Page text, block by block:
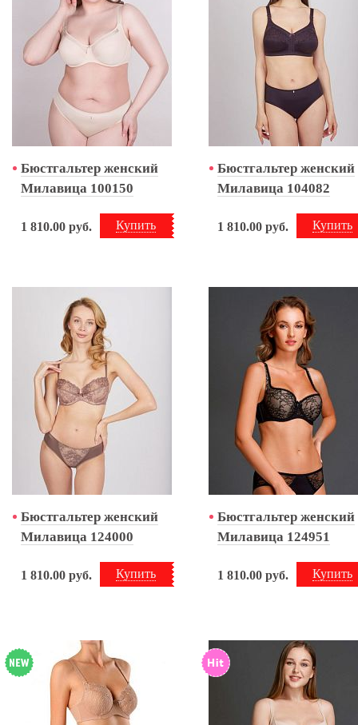
Бюстгальтер женский
Милавица 100150
Купить
1 810.00 руб.
Бюстгальтер женский
Милавица 104082
Купить
1 810.00 руб.
Бюстгальтер женский
Милавица 124000
Купить
1 810.00 руб.
Бюстгальтер женский
Милавица 124951
Купить
1 810.00 руб.